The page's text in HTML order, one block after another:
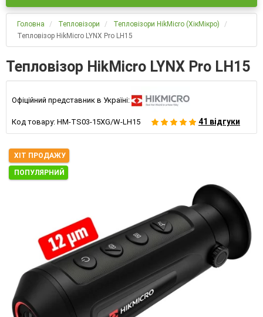
Головна Тепловізори
Тепловізори HikMicro (ХікМікро)
Тепловізор HikMicro LYNX Pro LH15
Тепловізор HikMicro LYNX Pro LH15
Офіційний представник в Україні:
Код товару: HM-TS03-15XG/W-LH15 41 відгуки
ХІТ ПРОДАЖУ
ПОПУЛЯРНИЙ